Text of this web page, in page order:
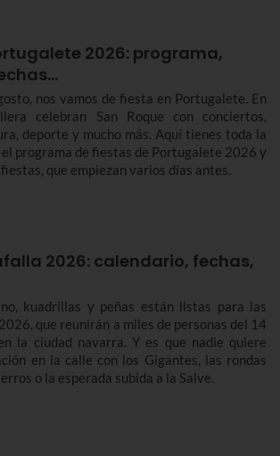
2026: programa,
nos vamos de fiesta en Portugalete. En
celebran San Roque con conciertos,
deporte y mucho más. Aquí tienes toda la
programa de fiestas de Portugalete 2026 y
que empiezan varios días antes.
2026: calendario, fechas,
kuadrillas y peñas están listas para las
que reunirán a miles de personas del 14
la ciudad navarra. Y es que nadie quiere
en la calle con los Gigantes, las rondas
o la esperada subida a la Salve.